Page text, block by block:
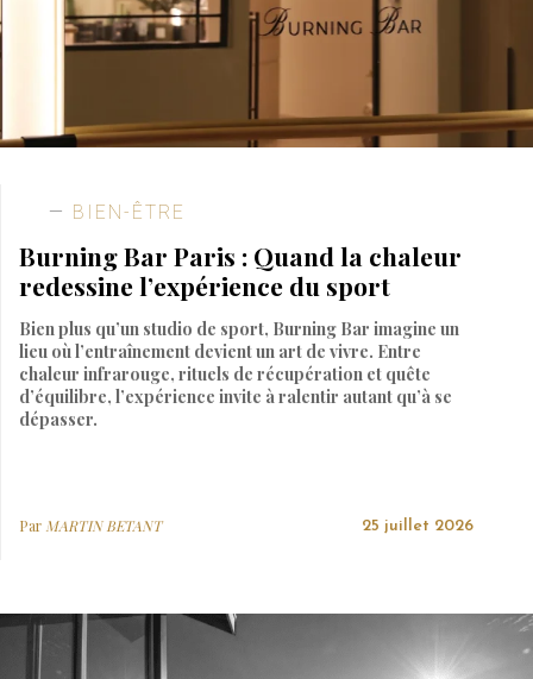
BIEN-ÊTRE
Burning Bar Paris : Quand la chaleur
redessine l’expérience du sport
Bien plus qu’un studio de sport, Burning Bar imagine un
lieu où l’entraînement devient un art de vivre. Entre
chaleur infrarouge, rituels de récupération et quête
d’équilibre, l’expérience invite à ralentir autant qu’à se
dépasser.
ParMARTIN BETANT 25 juillet 2026